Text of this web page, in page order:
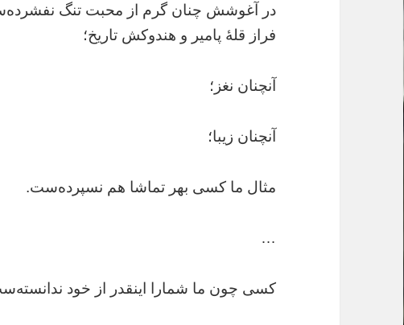
در آغوشش چنان گرم از محبت تنگ
فراز قلۀ پامیر و هندوکش تاریخ؛
آنچنان نغز؛
آنچنان زیبا؛
مثال ما کسی بهر تماشا هم نسپرده‌ست.
…
کسی چون ما شمارا اینقدر از خود